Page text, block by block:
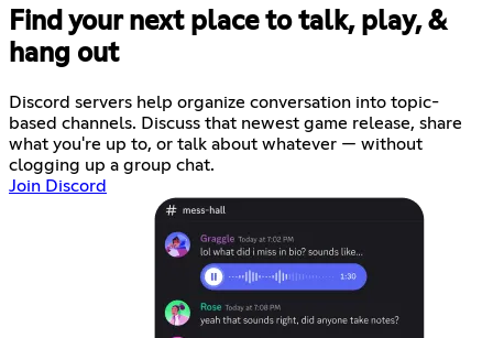
Find your next place to talk, play, &
hang out
Discord servers help organize conversation into topic-
based channels. Discuss that newest game release, share
what you're up to, or talk about whatever — without
clogging up a group chat.
Join Discord